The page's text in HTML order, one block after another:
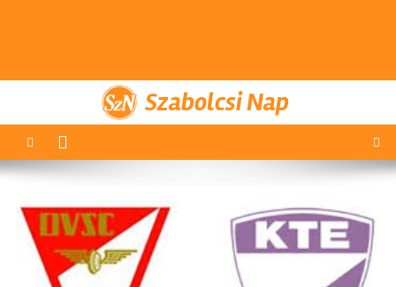
Szabolcsi Nap